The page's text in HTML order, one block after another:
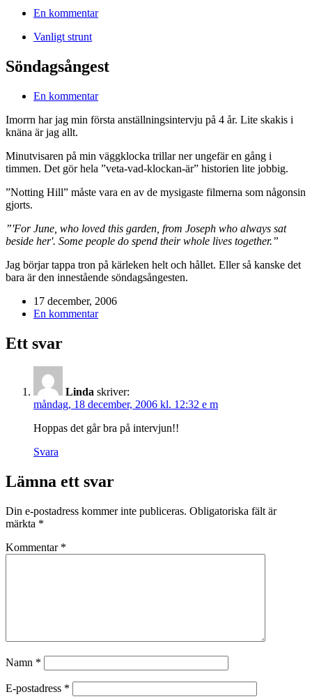
En kommentar
Vanligt strunt
Söndagsångest
En kommentar
Imorrn har jag min första anställningsintervju på 4 år. Lite skakis i
knäna är jag allt.
Minutvisaren på min väggklocka trillar ner ungefär en gång i
timmen. Det gör hela ”veta-vad-klockan-är” historien lite jobbig.
”Notting Hill” måste vara en av de mysigaste filmerna som någonsin
gjorts.
”'For June, who loved this garden, from Joseph who always sat
beside her'. Some people do spend their whole lives together.”
Jag börjar tappa tron på kärleken helt och hållet. Eller så kanske det
bara är den innestående söndagsångesten.
17 december, 2006
En kommentar
Ett svar
Linda skriver:
måndag, 18 december, 2006 kl. 12:32 e m
Hoppas det går bra på intervjun!!
Svara
Lämna ett svar
Din e-postadress kommer inte publiceras. Obligatoriska fält är
märkta *
Kommentar *
Namn *
E-postadress *